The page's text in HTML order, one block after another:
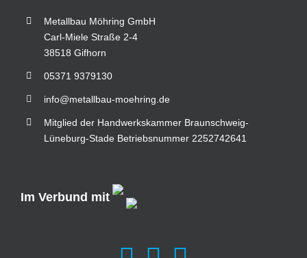
Metallbau Möhring GmbH
Carl-Miele Straße 2-4
38518 Gifhorn
05371 9379130
info@metallbau-moehring.de
Mitglied der Handwerkskammer Braunschweig-
Lüneburg-Stade Betriebsnummer 2252742641
Im Verbund mit